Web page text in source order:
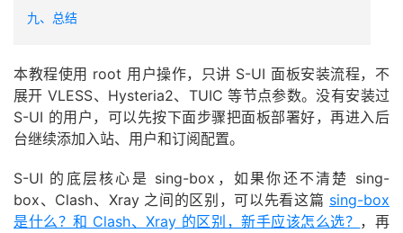
九、总结
本教程使用 root 用户操作，只讲 S-UI 面板安装流程，不
展开 VLESS、Hysteria2、TUIC 等节点参数。没有安装过
S-UI 的用户，可以先按下面步骤把面板部署好，再进入后
台继续添加入站、用户和订阅配置。
S-UI 的底层核心是 sing-box，如果你还不清楚 sing-
box、Clash、Xray 之间的区别，可以先看这篇 sing-box
是什么？和 Clash、Xray 的区别，新手应该怎么选？ ，再